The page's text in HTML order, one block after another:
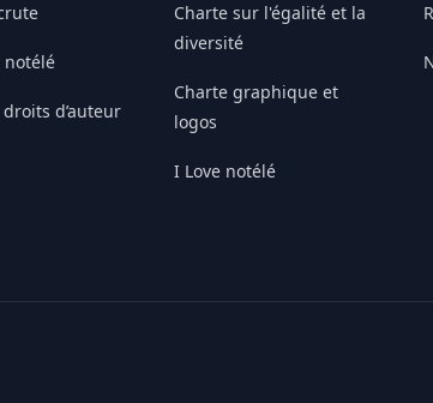
notélé
d’auteur
Charte sur l'égalité et la
diversité
Charte graphique et
logos
I Love notélé